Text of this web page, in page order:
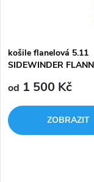
košile flanelová 5.11
SIDEWINDER
od 1 500 Kč
ZOBRAZIT